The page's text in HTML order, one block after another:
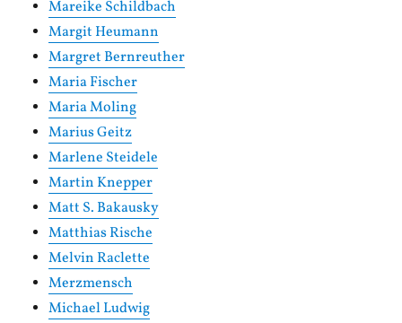
Mareike Schildbach
Margit Heumann
Margret Bernreuther
Maria Fischer
Maria Moling
Marius Geitz
Marlene Steidele
Martin Knepper
Matt S. Bakausky
Matthias Rische
Melvin Raclette
Merzmensch
Michael Ludwig